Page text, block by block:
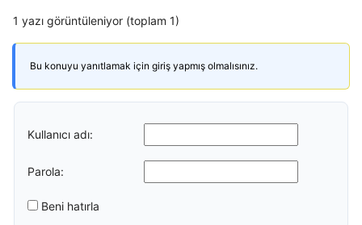
1 yazı görüntüleniyor (toplam 1)
Bu konuyu yanıtlamak için giriş yapmış olmalısınız.
Kullanıcı adı:
Parola:
Beni hatırla